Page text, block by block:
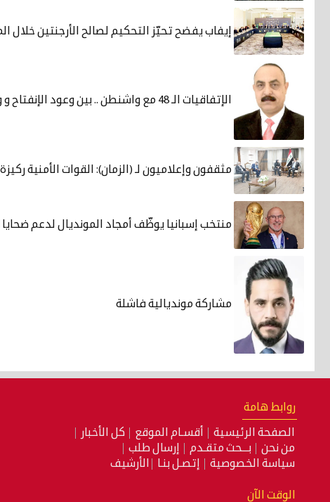
إيفاب يفضح تحيّز التحكيم لصالح الأرجنتين خلال
الإتفاقيات الـ 48 مع واشنطن .. بين وعود الإنفتاح و واقع التنفيذ
مثقفون وإعلاميون لـ (الزمان): القوات الأمنية
منتخب إسبانيا يوظّف أمجاد المونديال لدعم ضحايا
مشاركة مونديالية فاشلة
روابط هامة
الصفحة الرئيسية أقسـام الموقع
كل الأخبار
من نحن
بـــحث متقـدم
إرسال طلب
سياسة الخصوصية
إتصـل بنـا الأرشيف
الوقت الآن